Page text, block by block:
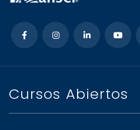
Cursos Abiertos